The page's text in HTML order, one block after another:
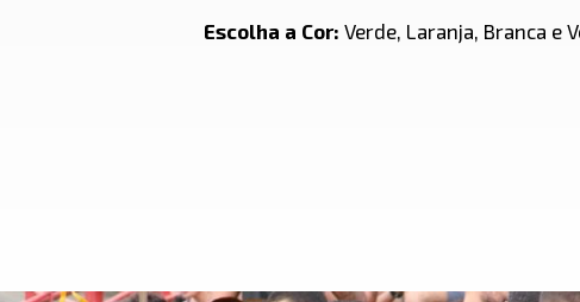
Escolha a Cor: Verde, Laranja, Branca e